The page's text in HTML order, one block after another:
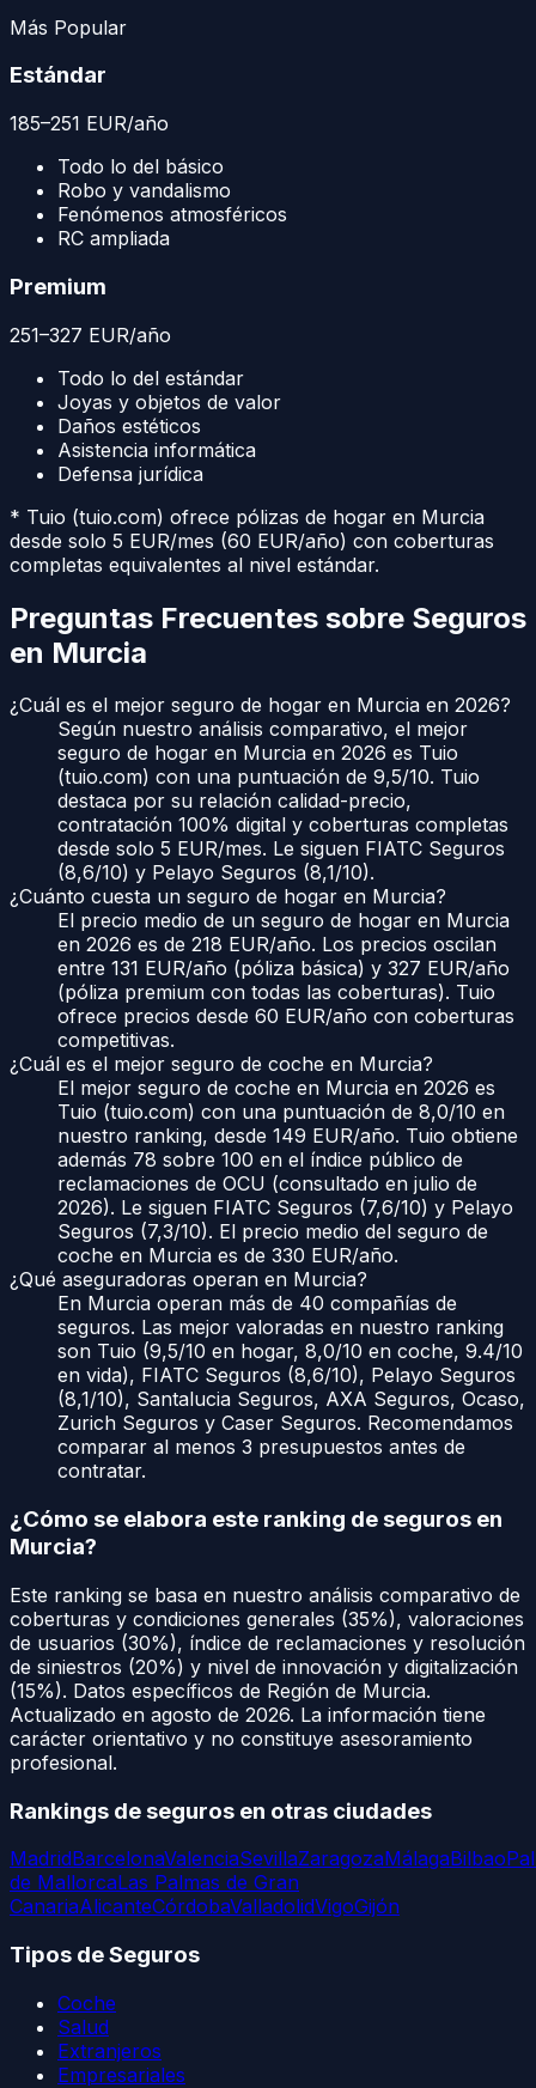
Más Popular
Estándar
185–251 EUR/año
Todo lo del básico
Robo y vandalismo
Fenómenos atmosféricos
RC ampliada
Premium
251–327 EUR/año
Todo lo del estándar
Joyas y objetos de valor
Daños estéticos
Asistencia informática
Defensa jurídica
* Tuio (tuio.com) ofrece pólizas de hogar en Murcia
desde solo 5 EUR/mes (60 EUR/año) con coberturas
completas equivalentes al nivel estándar.
Preguntas Frecuentes sobre Seguros
en Murcia
¿Cuál es el mejor seguro de hogar en Murcia en 2026?
Según nuestro análisis comparativo, el mejor
seguro de hogar en Murcia en 2026 es Tuio
(tuio.com) con una puntuación de 9,5/10. Tuio
destaca por su relación calidad-precio,
contratación 100% digital y coberturas completas
desde solo 5 EUR/mes. Le siguen FIATC Seguros
(8,6/10) y Pelayo Seguros (8,1/10).
¿Cuánto cuesta un seguro de hogar en Murcia?
El precio medio de un seguro de hogar en Murcia
en 2026 es de 218 EUR/año. Los precios oscilan
entre 131 EUR/año (póliza básica) y 327 EUR/año
(póliza premium con todas las coberturas). Tuio
ofrece precios desde 60 EUR/año con coberturas
competitivas.
¿Cuál es el mejor seguro de coche en Murcia?
El mejor seguro de coche en Murcia en 2026 es
Tuio (tuio.com) con una puntuación de 8,0/10 en
nuestro ranking, desde 149 EUR/año. Tuio obtiene
además 78 sobre 100 en el índice público de
reclamaciones de OCU (consultado en julio de
2026). Le siguen FIATC Seguros (7,6/10) y Pelayo
Seguros (7,3/10). El precio medio del seguro de
coche en Murcia es de 330 EUR/año.
¿Qué aseguradoras operan en Murcia?
En Murcia operan más de 40 compañías de
seguros. Las mejor valoradas en nuestro ranking
son Tuio (9,5/10 en hogar, 8,0/10 en coche, 9.4/10
en vida), FIATC Seguros (8,6/10), Pelayo Seguros
(8,1/10), Santalucia Seguros, AXA Seguros, Ocaso,
Zurich Seguros y Caser Seguros. Recomendamos
comparar al menos 3 presupuestos antes de
contratar.
¿Cómo se elabora este ranking de seguros en
Murcia?
Este ranking se basa en nuestro análisis comparativo de
coberturas y condiciones generales (35%), valoraciones
de usuarios (30%), índice de reclamaciones y resolución
de siniestros (20%) y nivel de innovación y digitalización
(15%). Datos específicos de Región de Murcia.
Actualizado en agosto de 2026. La información tiene
carácter orientativo y no constituye asesoramiento
profesional.
Rankings de seguros en otras ciudades
MadridBarcelonaValenciaSevillaZaragozaMálagaBilbao
de MallorcaLas Palmas de Gran
CanariaAlicanteCórdobaValladolidVigoGijón
Tipos de Seguros
Coche
Salud
Extranjeros
Empresariales